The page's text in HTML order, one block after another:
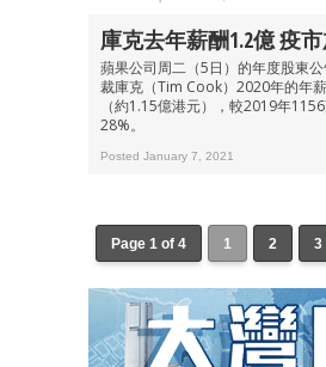
庫克去年薪酬1.2億 疫
蘋果公司周二（5日）的年度股東
裁庫克（Tim Cook）2020年的年
（約1.15億港元），較2019年
28%。
Posted January 7, 2021
Page 1 of 4 1 2 3